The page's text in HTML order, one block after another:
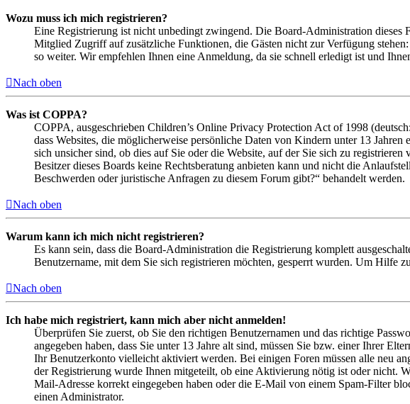
Wozu muss ich mich registrieren?
Eine Registrierung ist nicht unbedingt zwingend. Die Board-Administration dieses
Mitglied Zugriff auf zusätzliche Funktionen, die Gästen nicht zur Verfügung
so weiter. Wir empfehlen Ihnen eine Anmeldung, da sie schnell erledigt ist und
Nach oben
Was ist COPPA?
COPPA, ausgeschrieben Children’s Online Privacy Protection Act of 1998
dass Websites, die möglicherweise persönliche Daten von Kindern unter 13
sich unsicher sind, ob dies auf Sie oder die Website, auf der Sie sich zu
Besitzer dieses Boards keine Rechtsberatung anbieten kann und nicht die
Beschwerden oder juristische Anfragen zu diesem Forum gibt?“ behandelt werden.
Nach oben
Warum kann ich mich nicht registrieren?
Es kann sein, dass die Board-Administration die Registrierung komplett
Benutzername, mit dem Sie sich registrieren möchten, gesperrt wurden. Um Hilfe
Nach oben
Ich habe mich registriert, kann mich aber nicht anmelden!
Überprüfen Sie zuerst, ob Sie den richtigen Benutzernamen und das richtige
angegeben haben, dass Sie unter 13 Jahre alt sind, müssen Sie bzw. einer Ihrer
Ihr Benutzerkonto vielleicht aktiviert werden. Bei einigen Foren müssen alle neu
der Registrierung wurde Ihnen mitgeteilt, ob eine Aktivierung nötig ist oder nicht.
Mail-Adresse korrekt eingegeben haben oder die E-Mail von einem Spam-Filter
einen Administrator.